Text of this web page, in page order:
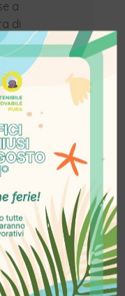
a
di
energia
può
medi
forte
Il
fonti
i 40
di
il